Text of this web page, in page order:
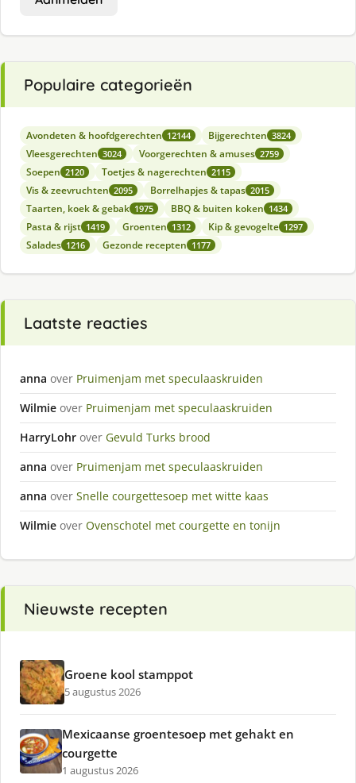
Populaire categorieën
Avondeten & hoofdgerechten 12144 Bijgerechten 3824
Vleesgerechten 3024 Voorgerechten & amuses 2759
Soepen 2120 Toetjes & nagerechten 2115
Vis & zeevruchten 2095 Borrelhapjes & tapas 2015
Taarten, koek & gebak 1975 BBQ & buiten koken 1434
Pasta & rijst 1419 Groenten 1312 Kip & gevogelte 1297
Salades 1216 Gezonde recepten 1177
Laatste reacties
anna over Pruimenjam met speculaaskruiden
Wilmie over Pruimenjam met speculaaskruiden
HarryLohr over Gevuld Turks brood
anna over Pruimenjam met speculaaskruiden
anna over Snelle courgettesoep met witte kaas
Wilmie over Ovenschotel met courgette en tonijn
Nieuwste recepten
Groene kool stamppot
5 augustus 2026
Mexicaanse groentesoep met gehakt en
courgette
1 augustus 2026